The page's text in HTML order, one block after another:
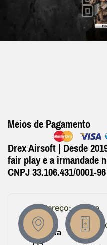
Meios de Pagamento
Drex Airsoft | Desde
fair play e a irmandade
CNPJ 33.106.431/0001-96
Endereço:
R.
Helena
Entre
em
(64)